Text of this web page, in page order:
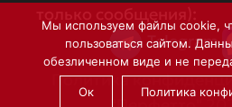
Telegram
Политика
Мы используем файлы cookie,
пользоваться сайтом.
обезличенном виде и не
Ок Политика